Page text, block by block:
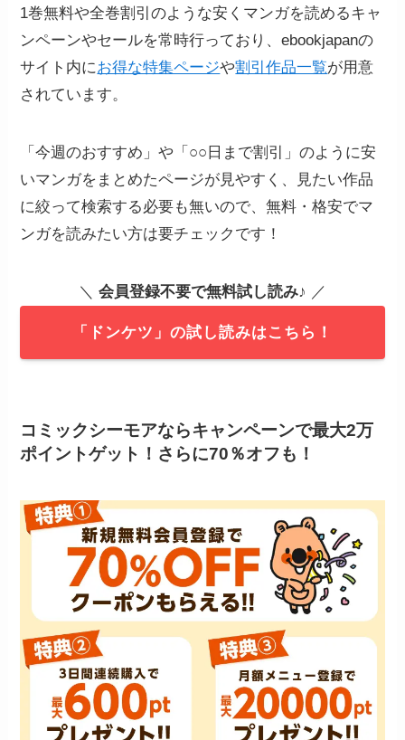
1巻無料や全巻割引のような安くマンガを読めるキャ
ンペーンやセールを常時行っており、ebookjapanの
サイト内にお得な特集ページや割引作品一覧が用意
されています。
「今週のおすすめ」や「○○日まで割引」のように安
いマンガをまとめたページが見やすく、見たい作品
に絞って検索する必要も無いので、無料・格安でマ
ンガを読みたい方は要チェックです！
＼ 会員登録不要で無料試し読み♪ ／
「ドンケツ」の試し読みはこちら！
コミックシーモアならキャンペーンで最大2万
ポイントゲット！さらに70％オフも！